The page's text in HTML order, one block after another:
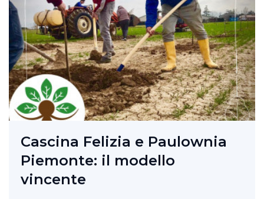
Cascina Felizia e Paulownia
Piemonte: il modello
vincente